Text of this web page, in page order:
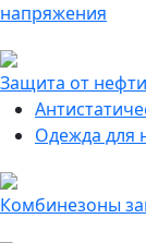
напряжения
Защита от нефти
Одежда для
Комбинезоны